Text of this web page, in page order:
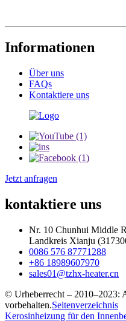
Informationen
Über uns
FAQs
Kontaktiere uns
Jetzt anfragen
kontaktiere uns
Nr. 10 Chunhui Middle
Landkreis Xianju
0086 576 87771288
+86 18989607970
sales01@tzhx-heater.cn
© Urheberrecht – 2010–2023:
vorbehalten.Seitenverzeichnis
Kerosinheizung für den